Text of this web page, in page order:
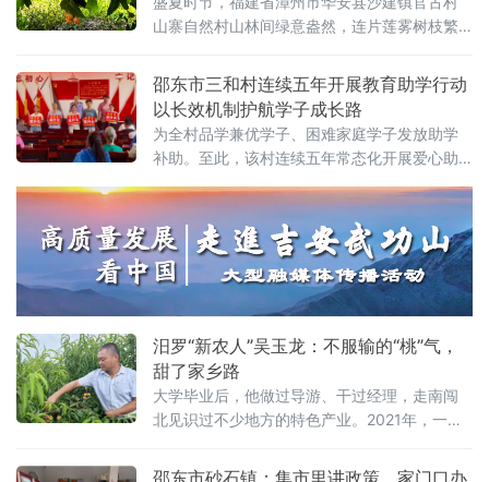
年光辉历程。本次活动由美洋村党总支、金谷
镇东溪老年协会主办，安溪县老兵书画艺术
山寨自然村山林间绿意盎然，连片莲雾树枝繁
袋，细心的为枝头幼嫩的莲雾套袋防护，全力
做好果品管护工作，为后续成熟上市筑牢品质
根基。据种植户戴光安介绍，四年前，引进栽
种优质改良品种“黑糖芭比”莲雾。历经四年悉心
培育，今年果树迎来首次挂果。这片占地约10
亩的果园预估亩产可达2
邵东市三和村连续五年开展教育助学行动
以长效机制护航学子成长路
为全村品学兼优学子、困难家庭学子发放助学
补助。至此，该村连续五年常态化开展爱心助
航青春梦想，厚植全村尊师重教、崇文尚学优
良风尚。三和村曾为省级贫困村，村民收入以
外出务工为主。立足阻断贫困代际传递、夯实
乡村振兴根基，村“两委”始终把教育帮扶摆在民
生重中之重，久久为功办
汨罗“新农人”吴玉龙：不服输的“桃”气，
甜了家乡路
大学毕业后，他做过导游、干过经理，走南闯
北见识过不少地方的特色产业。2021年，一次
返乡创业的念头。“别人家乡能搞好的，我们为
邵东市砂石镇：集市里讲政策，家门口办